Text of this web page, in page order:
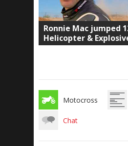
Ronnie Mac jumped
Helicopter &
Motocross
Chat